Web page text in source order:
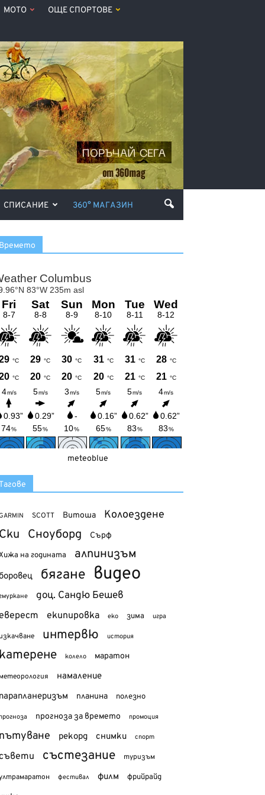
МОТО ОЩЕ СПОРТОВЕ
СПИСАНИЕ 360° МАГАЗИН
meteoblue
SCOTT Витоша Колоездене
Сноуборд Сърф
на годината алпинизъм
бягане видео
доц. Сандю Бешев
екипировка еко зима игра
интервю история
колело маратон
намаление
планина полезно
прогноза за времето промоция
рекорд снимки спорт
състезание туризъм
фестивал филм фрийрайд